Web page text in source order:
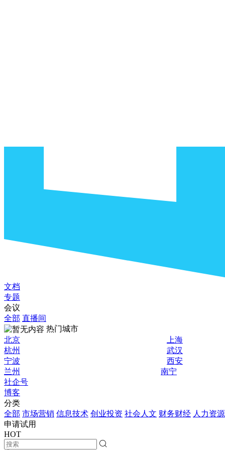
文档
专题
会议
全部 直播间
热门城市
北京
上海
杭州
武汉
宁波
西安
兰州
南宁
社企号
博客
分类
全部 市场营销 信息技术 创业投资 社会人文 财务财经 人力资源
申请试用
HOT